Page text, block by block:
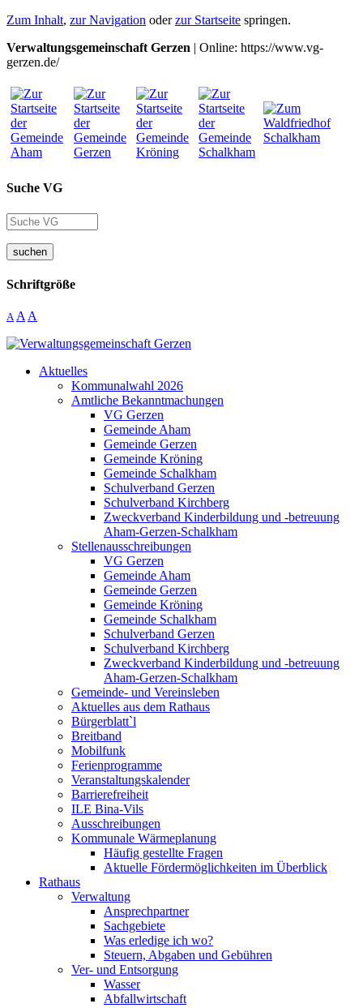
Zum Inhalt, zur Navigation oderzur Startseite springen.
Verwaltungsgemeinschaft Gerzen | Online: https://www.vg-
gerzen.de/
Suche VG
suchen
Schriftgröße
A A A
Aktuelles
Kommunalwahl 2026
Amtliche Bekanntmachungen
VG Gerzen
Gemeinde Aham
Gemeinde Gerzen
Gemeinde Kröning
Gemeinde Schalkham
Schulverband Gerzen
Schulverband Kirchberg
Zweckverband Kinderbildung und -betreuung
Aham-Gerzen-Schalkham
Stellenausschreibungen
VG Gerzen
Gemeinde Aham
Gemeinde Gerzen
Gemeinde Kröning
Gemeinde Schalkham
Schulverband Gerzen
Schulverband Kirchberg
Zweckverband Kinderbildung und -betreuung
Aham-Gerzen-Schalkham
Gemeinde- und Vereinsleben
Aktuelles aus dem Rathaus
Bürgerblatt`l
Breitband
Mobilfunk
Ferienprogramme
Veranstaltungskalender
Barrierefreiheit
ILE Bina-Vils
Ausschreibungen
Kommunale Wärmeplanung
Häufig gestellte Fragen
Aktuelle Fördermöglichkeiten im Überblick
Rathaus
Verwaltung
Ansprechpartner
Sachgebiete
Was erledige ich wo?
Steuern, Abgaben und Gebühren
Ver- und Entsorgung
Wasser
Abfallwirtschaft